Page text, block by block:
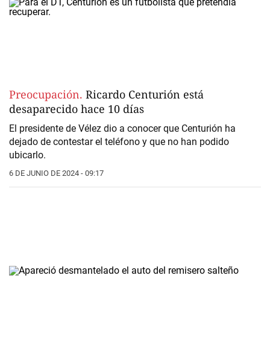
Preocupación. Ricardo Centurión está
desaparecido hace 10 días
El presidente de Vélez dio a conocer que Centurión ha
dejado de contestar el teléfono y que no han podido
ubicarlo.
6 DE JUNIO DE 2024 - 09:17